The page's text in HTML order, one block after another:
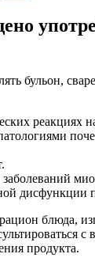
бульон,
реакциях
дисфункции
блюда,
продукта.